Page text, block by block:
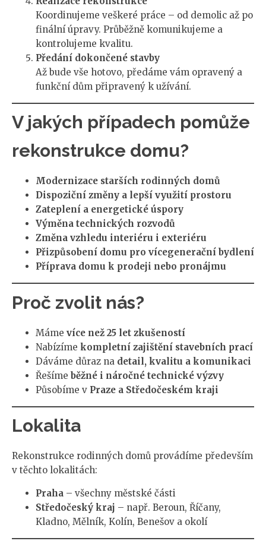
Koordinujeme veškeré práce – od demolic až po
finální úpravy. Průběžně komunikujeme a
kontrolujeme kvalitu.
Předání dokončené stavby
Až bude vše hotovo, předáme vám opravený a
funkční dům připravený k užívání.
V jakých případech pomůže
rekonstrukce domu?
Modernizace starších rodinných domů
Dispoziční změny a lepší využití prostoru
Zateplení a energetické úspory
Výměna technických rozvodů
Změna vzhledu interiéru i exteriéru
Přizpůsobení domu pro vícegenerační bydlení
Příprava domu k prodeji nebo pronájmu
Proč zvolit nás?
Máme více než 25 let zkušeností
Nabízíme kompletní zajištění stavebních prací
Dáváme důraz na detail, kvalitu a komunikaci
Řešíme běžné i náročné technické výzvy
Působíme v Praze a Středočeském kraji
Lokalita
Rekonstrukce rodinných domů provádíme především
v těchto lokalitách:
Praha – všechny městské části
Středočeský kraj – např. Beroun, Říčany,
Kladno, Mělník, Kolín, Benešov a okolí